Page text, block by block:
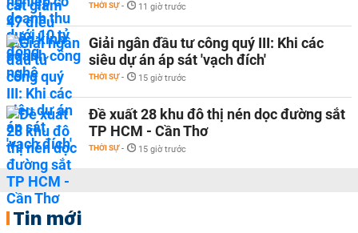
THỜI SỰ - 11 giờ trước
Giải ngân đầu tư công quý III: Khi các
siêu dự án áp sát 'vạch đích'
THỜI SỰ - 15 giờ trước
Đề xuất 28 khu đô thị nén dọc đường sắt
TP HCM - Cần Thơ
THỜI SỰ - 15 giờ trước
Tin mới